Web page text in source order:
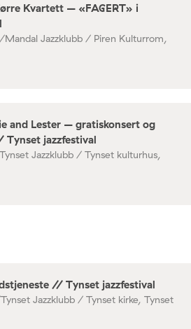
Kvartett – «FAGERT» i
Mandal Jazzklubb / Piren Kulturrom,
and Lester – gratiskonsert og
Tynset jazzfestival
Tynset Jazzklubb / Tynset kulturhus,
// Tynset jazzfestival
Tynset Jazzklubb / Tynset kirke, Tynset